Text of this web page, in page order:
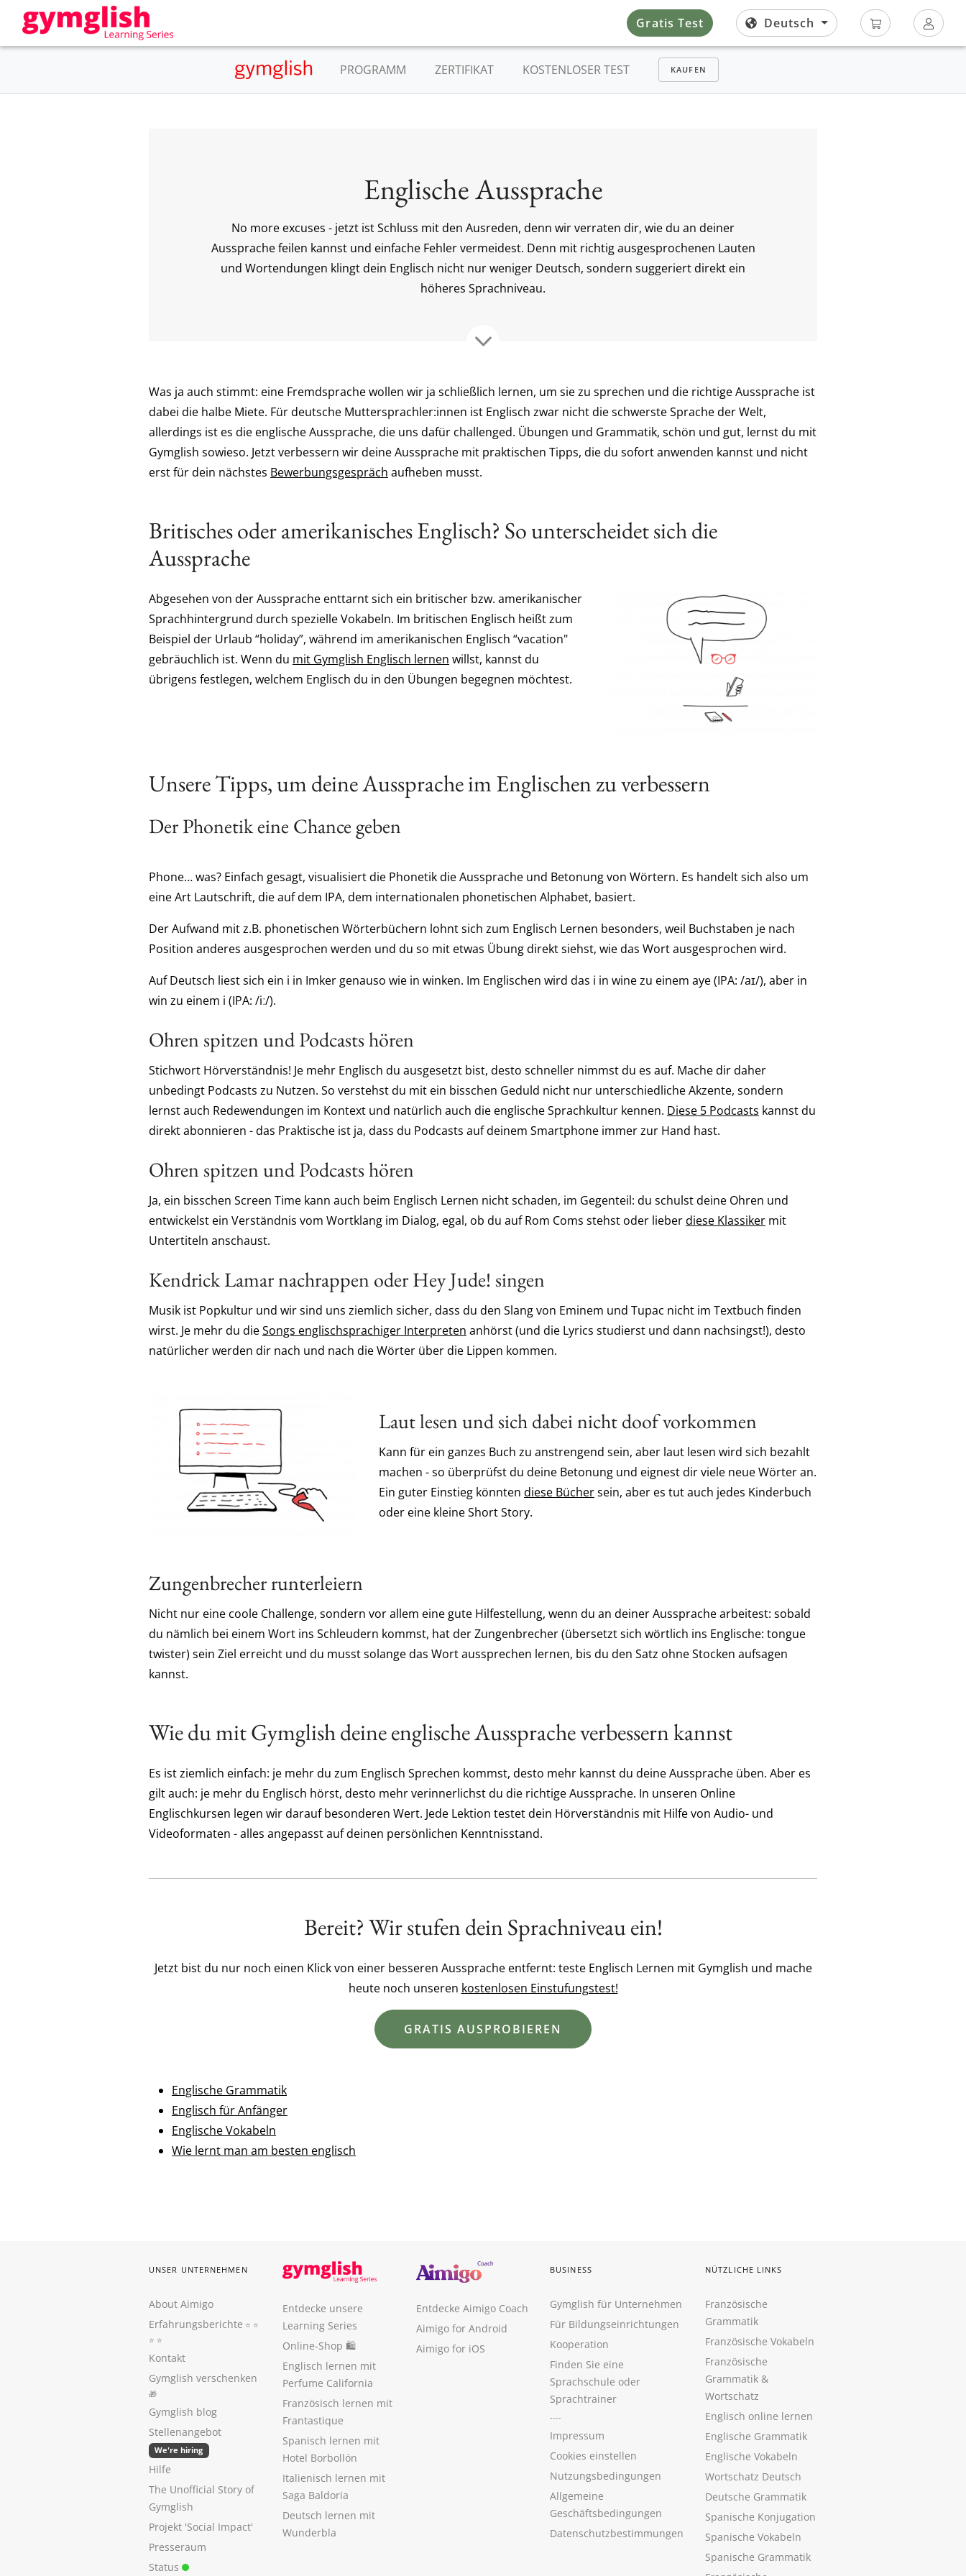
Gratis Test Deutsch
PROGRAMM ZERTIFIKAT KOSTENLOSER TEST KAUFEN
Englische Aussprache
No more excuses - jetzt ist Schluss mit den Ausreden, denn wir verraten dir, wie du an deiner
Aussprache feilen kannst und einfache Fehler vermeidest. Denn mit richtig ausgesprochenen Lauten
und Wortendungen klingt dein Englisch nicht nur weniger Deutsch, sondern suggeriert direkt ein
höheres Sprachniveau.
Was ja auch stimmt: eine Fremdsprache wollen wir ja schließlich lernen, um sie zu sprechen und die richtige Aussprache ist
dabei die halbe Miete. Für deutsche Muttersprachler:innen ist Englisch zwar nicht die schwerste Sprache der Welt,
allerdings ist es die englische Aussprache, die uns dafür challenged. Übungen und Grammatik, schön und gut, lernst du mit
Gymglish sowieso. Jetzt verbessern wir deine Aussprache mit praktischen Tipps, die du sofort anwenden kannst und nicht
erst für dein nächstes Bewerbungsgespräch aufheben musst.
Britisches oder amerikanisches Englisch? So unterscheidet sich die
Aussprache
Abgesehen von der Aussprache enttarnt sich ein britischer bzw. amerikanischer
Sprachhintergrund durch spezielle Vokabeln. Im britischen Englisch heißt zum
Beispiel der Urlaub “holiday”, während im amerikanischen Englisch “vacation"
gebräuchlich ist. Wenn du mit Gymglish Englisch lernen willst, kannst du
übrigens festlegen, welchem Englisch du in den Übungen begegnen möchtest.
Unsere Tipps, um deine Aussprache im Englischen zu verbessern
Der Phonetik eine Chance geben
Phone… was? Einfach gesagt, visualisiert die Phonetik die Aussprache und Betonung von Wörtern. Es handelt sich also um
eine Art Lautschrift, die auf dem IPA, dem internationalen phonetischen Alphabet, basiert.
Der Aufwand mit z.B. phonetischen Wörterbüchern lohnt sich zum Englisch Lernen besonders, weil Buchstaben je nach
Position anderes ausgesprochen werden und du so mit etwas Übung direkt siehst, wie das Wort ausgesprochen wird.
Auf Deutsch liest sich ein i in Imker genauso wie in winken. Im Englischen wird das i in wine zu einem aye (IPA: /aɪ/), aber in
win zu einem i (IPA: /iː/).
Ohren spitzen und Podcasts hören
Stichwort Hörverständnis! Je mehr Englisch du ausgesetzt bist, desto schneller nimmst du es auf. Mache dir daher
unbedingt Podcasts zu Nutzen. So verstehst du mit ein bisschen Geduld nicht nur unterschiedliche Akzente, sondern
lernst auch Redewendungen im Kontext und natürlich auch die englische Sprachkultur kennen. Diese 5 Podcasts kannst du
direkt abonnieren - das Praktische ist ja, dass du Podcasts auf deinem Smartphone immer zur Hand hast.
Ohren spitzen und Podcasts hören
Ja, ein bisschen Screen Time kann auch beim Englisch Lernen nicht schaden, im Gegenteil: du schulst deine Ohren und
entwickelst ein Verständnis vom Wortklang im Dialog, egal, ob du auf Rom Coms stehst oder lieberdiese Klassiker mit
Untertiteln anschaust.
Kendrick Lamar nachrappen oder Hey Jude! singen
Musik ist Popkultur und wir sind uns ziemlich sicher, dass du den Slang von Eminem und Tupac nicht im Textbuch finden
wirst. Je mehr du dieSongs englischsprachiger Interpreten anhörst (und die Lyrics studierst und dann nachsingst!), desto
natürlicher werden dir nach und nach die Wörter über die Lippen kommen.
Laut lesen und sich dabei nicht doof vorkommen
Kann für ein ganzes Buch zu anstrengend sein, aber laut lesen wird sich bezahlt
machen - so überprüfst du deine Betonung und eignest dir viele neue Wörter an.
Ein guter Einstieg könnten diese Büchersein, aber es tut auch jedes Kinderbuch
oder eine kleine Short Story.
Zungenbrecher runterleiern
Nicht nur eine coole Challenge, sondern vor allem eine gute Hilfestellung, wenn du an deiner Aussprache arbeitest: sobald
du nämlich bei einem Wort ins Schleudern kommst, hat der Zungenbrecher (übersetzt sich wörtlich ins Englische: tongue
twister) sein Ziel erreicht und du musst solange das Wort aussprechen lernen, bis du den Satz ohne Stocken aufsagen
kannst.
Wie du mit Gymglish deine englische Aussprache verbessern kannst
Es ist ziemlich einfach: je mehr du zum Englisch Sprechen kommst, desto mehr kannst du deine Aussprache üben. Aber es
gilt auch: je mehr du Englisch hörst, desto mehr verinnerlichst du die richtige Aussprache. In unseren Online
Englischkursen legen wir darauf besonderen Wert. Jede Lektion testet dein Hörverständnis mit Hilfe von Audio- und
Videoformaten - alles angepasst auf deinen persönlichen Kenntnisstand.
Bereit? Wir stufen dein Sprachniveau ein!
Jetzt bist du nur noch einen Klick von einer besseren Aussprache entfernt: teste Englisch Lernen mit Gymglish und mache
heute noch unseren kostenlosen Einstufungstest!
GRATIS AUSPROBIEREN
Englische Grammatik
Englisch für Anfänger
Englische Vokabeln
Wie lernt man am besten englisch
UNSER UNTERNEHMEN
About Aimigo
Erfahrungsberichte ⭐️ ⭐️
⭐️ ⭐️
Kontakt
Gymglish verschenken
🎁
Gymglish blog
Stellenangebot
We're hiring
Hilfe
The Unofficial Story of
Gymglish
Projekt 'Social Impact'
Presseraum
Status
Entdecke unsere
Learning Series
Online-Shop 🛍
Englisch lernen mit
Perfume California
Französisch lernen mit
Frantastique
Spanisch lernen mit
Hotel Borbollón
Italienisch lernen mit
Saga Baldoria
Deutsch lernen mit
Wunderbla
Entdecke Aimigo Coach
Aimigo for Android
Aimigo for iOS
BUSINESS
Gymglish für Unternehmen
Für Bildungseinrichtungen
Kooperation
Finden Sie eine
Sprachschule oder
Sprachtrainer
----
Impressum
Cookies einstellen
Nutzungsbedingungen
Allgemeine
Geschäftsbedingungen
Datenschutzbestimmungen
NÜTZLICHE LINKS
Französische
Grammatik
Französische Vokabeln
Französische
Grammatik &
Wortschatz
Englisch online lernen
Englische Grammatik
Englische Vokabeln
Wortschatz Deutsch
Deutsche Grammatik
Spanische Konjugation
Spanische Vokabeln
Spanische Grammatik